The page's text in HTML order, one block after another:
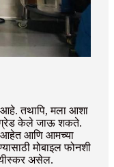
तथापि, मला आशा
केले जाऊ शकते.
आहेत आणि आमच्या
मोबाइल फोनशी
असेल.